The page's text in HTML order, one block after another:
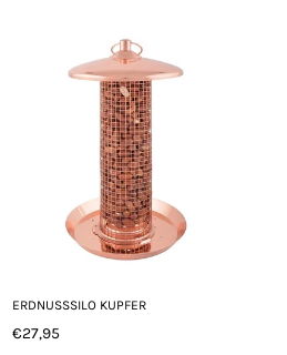
ERDNUSSSILO KUPFER
Normaler
€27,95